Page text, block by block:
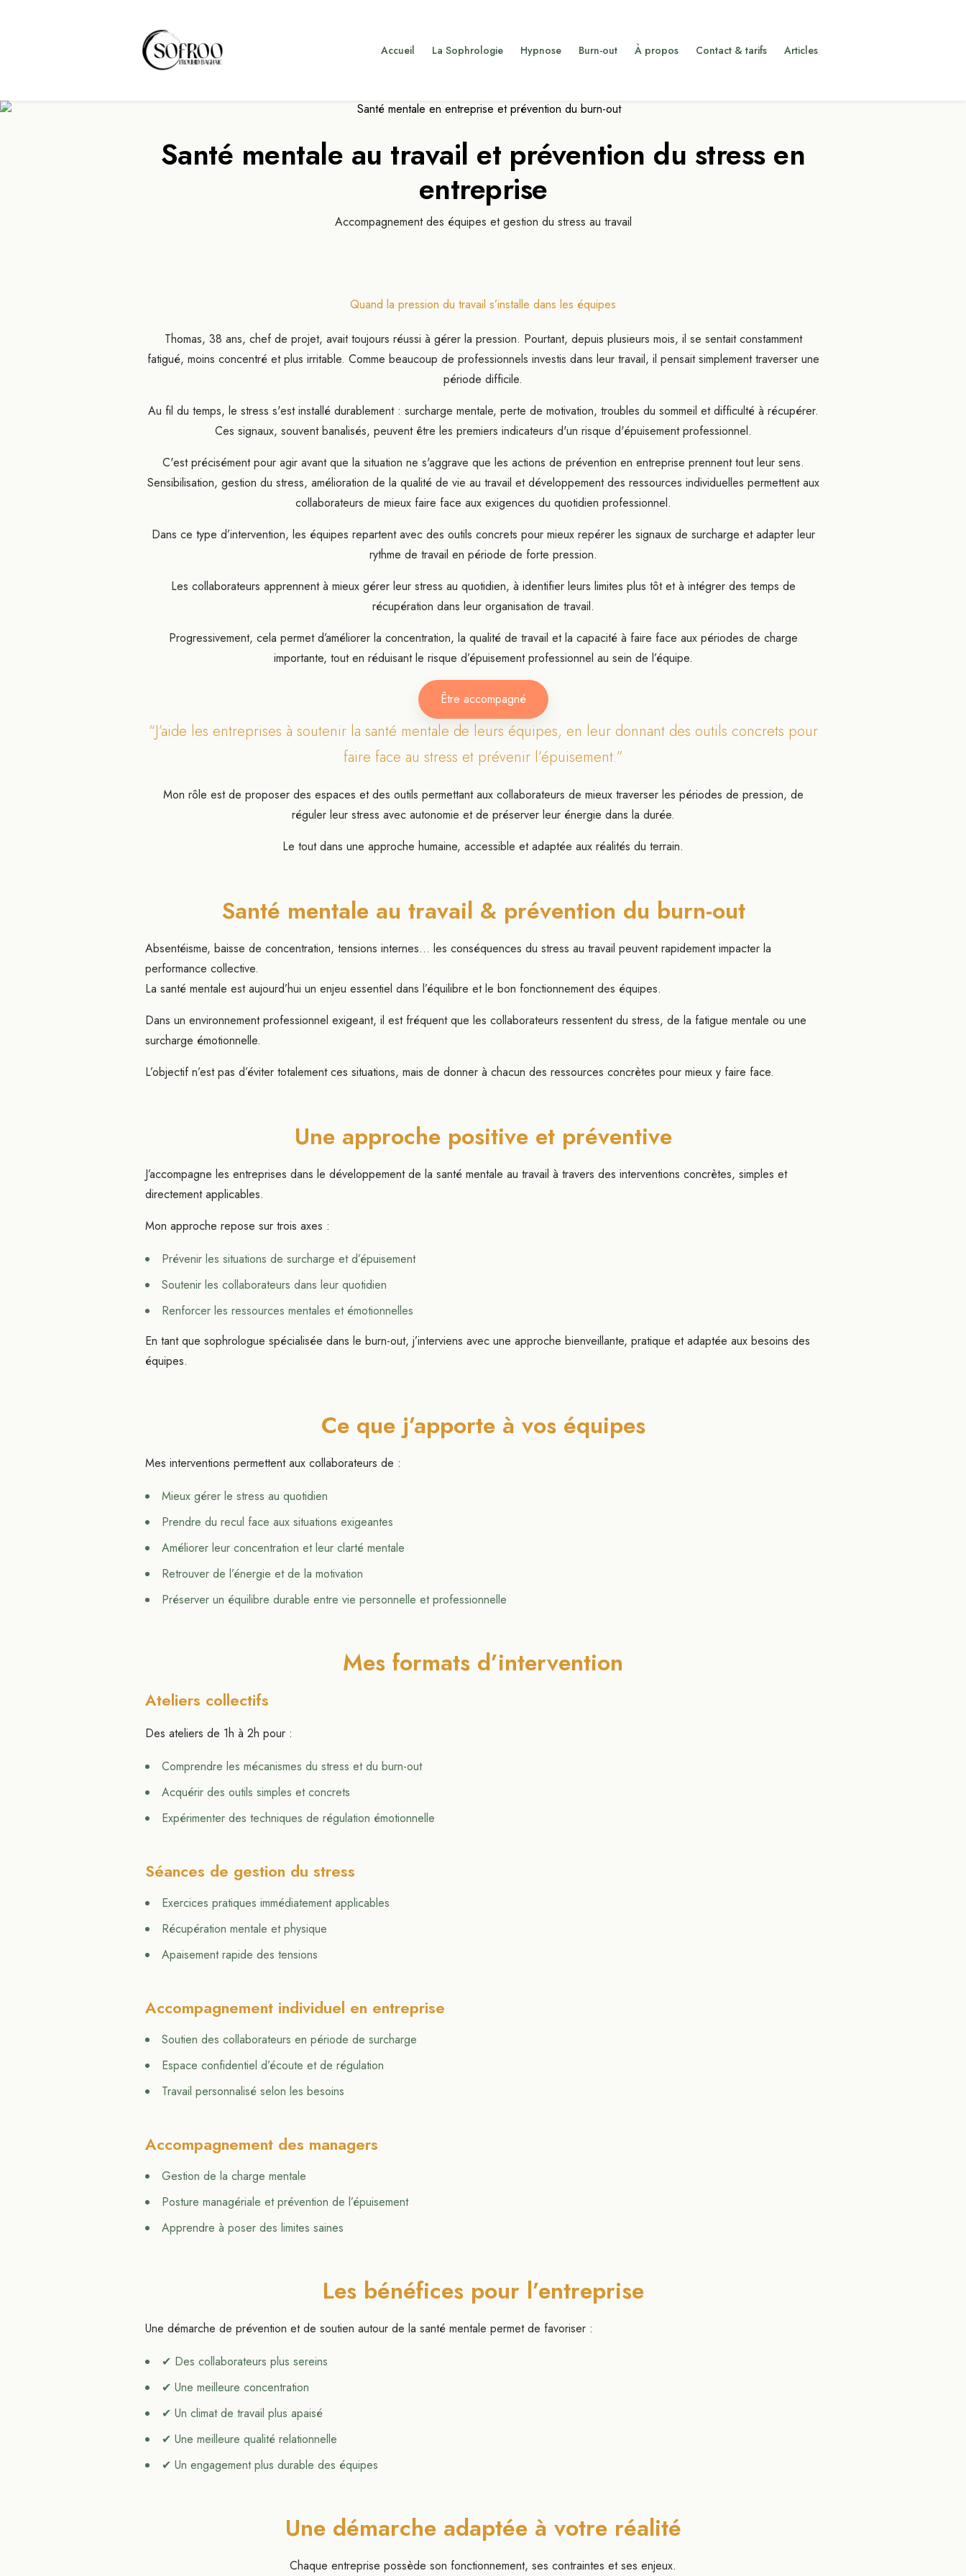
Accueil La Sophrologie Hypnose Burn-out À propos Contact & tarifs Articles
Santé mentale au travail et prévention du stress en
entreprise
Accompagnement des équipes et gestion du stress au travail
Quand la pression du travail s’installe dans les équipes
Thomas, 38 ans, chef de projet, avait toujours réussi à gérer la pression. Pourtant, depuis plusieurs mois, il se sentait constamment
fatigué, moins concentré et plus irritable. Comme beaucoup de professionnels investis dans leur travail, il pensait simplement traverser une
période difficile.
Au fil du temps, le stress s'est installé durablement : surcharge mentale, perte de motivation, troubles du sommeil et difficulté à récupérer.
Ces signaux, souvent banalisés, peuvent être les premiers indicateurs d'un risque d'épuisement professionnel.
C'est précisément pour agir avant que la situation ne s'aggrave que les actions de prévention en entreprise prennent tout leur sens.
Sensibilisation, gestion du stress, amélioration de la qualité de vie au travail et développement des ressources individuelles permettent aux
collaborateurs de mieux faire face aux exigences du quotidien professionnel.
Dans ce type d’intervention, les équipes repartent avec des outils concrets pour mieux repérer les signaux de surcharge et adapter leur
rythme de travail en période de forte pression.
Les collaborateurs apprennent à mieux gérer leur stress au quotidien, à identifier leurs limites plus tôt et à intégrer des temps de
récupération dans leur organisation de travail.
Progressivement, cela permet d’améliorer la concentration, la qualité de travail et la capacité à faire face aux périodes de charge
importante, tout en réduisant le risque d’épuisement professionnel au sein de l’équipe.
Être accompagné
“J’aide les entreprises à soutenir la santé mentale de leurs équipes, en leur donnant des outils concrets pour
faire face au stress et prévenir l’épuisement.”
Mon rôle est de proposer des espaces et des outils permettant aux collaborateurs de mieux traverser les périodes de pression, de
réguler leur stress avec autonomie et de préserver leur énergie dans la durée.
Le tout dans une approche humaine, accessible et adaptée aux réalités du terrain.
Santé mentale au travail & prévention du burn-out
Absentéisme, baisse de concentration, tensions internes… les conséquences du stress au travail peuvent rapidement impacter la
performance collective.
La santé mentale est aujourd’hui un enjeu essentiel dans l’équilibre et le bon fonctionnement des équipes.
Dans un environnement professionnel exigeant, il est fréquent que les collaborateurs ressentent du stress, de la fatigue mentale ou une
surcharge émotionnelle.
L’objectif n’est pas d’éviter totalement ces situations, mais de donner à chacun des ressources concrètes pour mieux y faire face.
Une approche positive et préventive
J’accompagne les entreprises dans le développement de la santé mentale au travail à travers des interventions concrètes, simples et
directement applicables.
Mon approche repose sur trois axes :
Prévenir les situations de surcharge et d’épuisement
Soutenir les collaborateurs dans leur quotidien
Renforcer les ressources mentales et émotionnelles
En tant que sophrologue spécialisée dans le burn-out, j’interviens avec une approche bienveillante, pratique et adaptée aux besoins des
équipes.
Ce que j’apporte à vos équipes
Mes interventions permettent aux collaborateurs de :
Mieux gérer le stress au quotidien
Prendre du recul face aux situations exigeantes
Améliorer leur concentration et leur clarté mentale
Retrouver de l’énergie et de la motivation
Préserver un équilibre durable entre vie personnelle et professionnelle
Mes formats d’intervention
Ateliers collectifs
Des ateliers de 1h à 2h pour :
Comprendre les mécanismes du stress et du burn-out
Acquérir des outils simples et concrets
Expérimenter des techniques de régulation émotionnelle
Séances de gestion du stress
Exercices pratiques immédiatement applicables
Récupération mentale et physique
Apaisement rapide des tensions
Accompagnement individuel en entreprise
Soutien des collaborateurs en période de surcharge
Espace confidentiel d’écoute et de régulation
Travail personnalisé selon les besoins
Accompagnement des managers
Gestion de la charge mentale
Posture managériale et prévention de l’épuisement
Apprendre à poser des limites saines
Les bénéfices pour l’entreprise
Une démarche de prévention et de soutien autour de la santé mentale permet de favoriser :
✔ Des collaborateurs plus sereins
✔ Une meilleure concentration
✔ Un climat de travail plus apaisé
✔ Une meilleure qualité relationnelle
✔ Un engagement plus durable des équipes
Une démarche adaptée à votre réalité
Chaque entreprise possède son fonctionnement, ses contraintes et ses enjeux.